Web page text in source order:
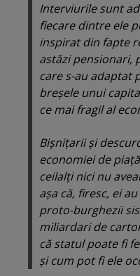
Interviurile sunt
fiecare dintre ele
inspirat din fapte
astăzi pensionari,
care s-au adaptat
breşele unui
ce mai fragil al
Bişniţarii şi
economiei de
ceilalţi nici nu
aşa că, firesc, ei
proto-burghezii
miliardari de
că statul poate fi
şi cum pot fi ele